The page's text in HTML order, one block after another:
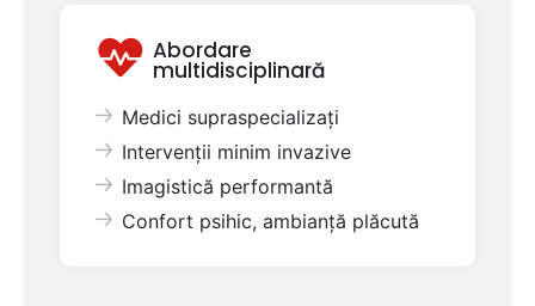
Abordare
multidisciplinară
Medici supraspecializați
Intervenții minim invazive
Imagistică performantă
Confort psihic, ambianță plăcută